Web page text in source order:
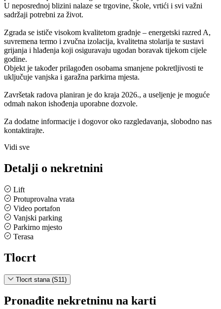
U neposrednoj blizini nalaze se trgovine, škole, vrtići i svi važni
sadržaji potrebni za život.
Zgrada se ističe visokom kvalitetom gradnje – energetski razred A,
suvremena termo i zvučna izolacija, kvalitetna stolarija te sustavi
grijanja i hlađenja koji osiguravaju ugodan boravak tijekom cijele
godine.
Objekt je također prilagođen osobama smanjene pokretljivosti te
uključuje vanjska i garažna parkirna mjesta.
Završetak radova planiran je do kraja 2026., a useljenje je moguće
odmah nakon ishođenja uporabne dozvole.
Za dodatne informacije i dogovor oko razgledavanja, slobodno nas
kontaktirajte.
Vidi sve
Detalji o nekretnini
Lift
Protuprovalna vrata
Video portafon
Vanjski parking
Parkirno mjesto
Terasa
Tlocrt
Tlocrt stana (S11)
Pronađite nekretninu na karti